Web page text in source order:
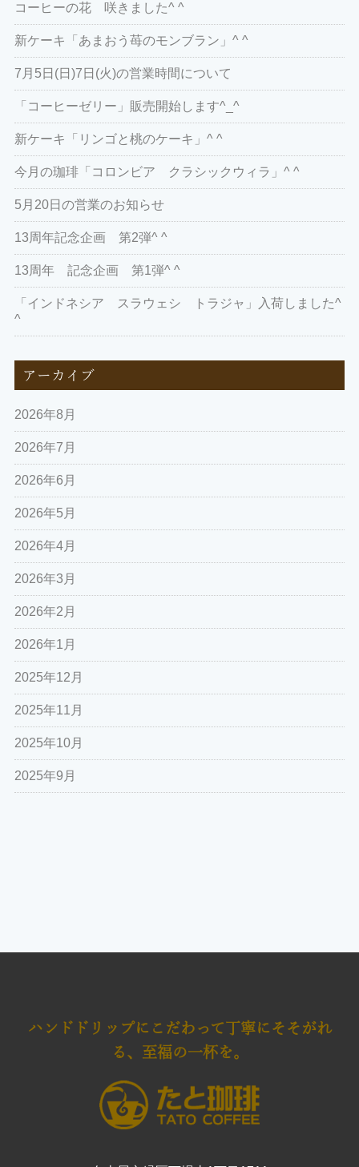
コーヒーの花 咲きました^ ^
新ケーキ「あまおう苺のモンブラン」^ ^
7月5日(日)7日(火)の営業時間について
「コーヒーゼリー」販売開始します^_^
新ケーキ「リンゴと桃のケーキ」^ ^
今月の珈琲「コロンビア クラシックウィラ」^ ^
5月20日の営業のお知らせ
13周年記念企画 第2弾^ ^
13周年 記念企画 第1弾^ ^
「インドネシア スラウェシ トラジャ」入荷しました^
^
アーカイブ
2026年8月
2026年7月
2026年6月
2026年5月
2026年4月
2026年3月
2026年2月
2026年1月
2025年12月
2025年11月
2025年10月
2025年9月
ハンドドリップにこだわって 丁寧にそそがれ
る、至福の一杯を。